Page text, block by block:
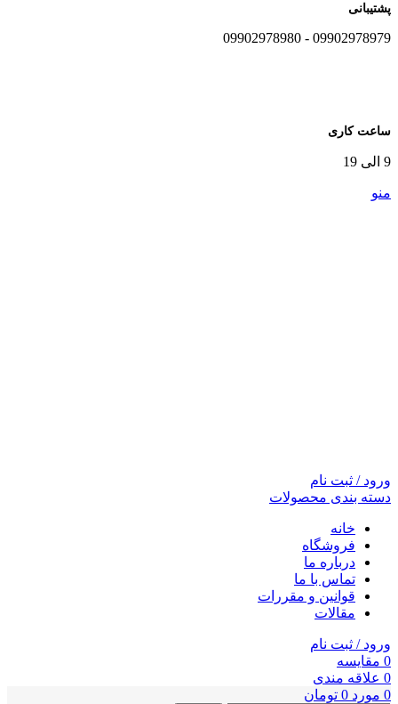
پشتیبانی
09902978979 - 09902978980
ساعت کاری
9 الی 19
منو
ورود / ثبت نام
دسته بندی محصولات
خانه
فروشگاه
درباره ما
تماس با ما
قوانین و مقررات
مقالات
ورود / ثبت نام
0 مقايسه
0 علاقه مندی
0 مورد 0 تومان